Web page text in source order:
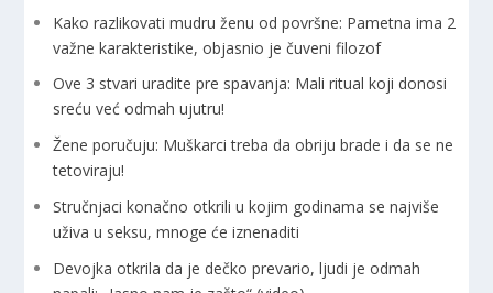
Kako razlikovati mudru ženu od površne: Pametna ima 2
važne karakteristike, objasnio je čuveni filozof
Ove 3 stvari uradite pre spavanja: Mali ritual koji donosi
sreću već odmah ujutru!
Žene poručuju: Muškarci treba da obriju brade i da se ne
tetoviraju!
Stručnjaci konačno otkrili u kojim godinama se najviše
uživa u seksu, mnoge će iznenaditi
Devojka otkrila da je dečko prevario, ljudi je odmah